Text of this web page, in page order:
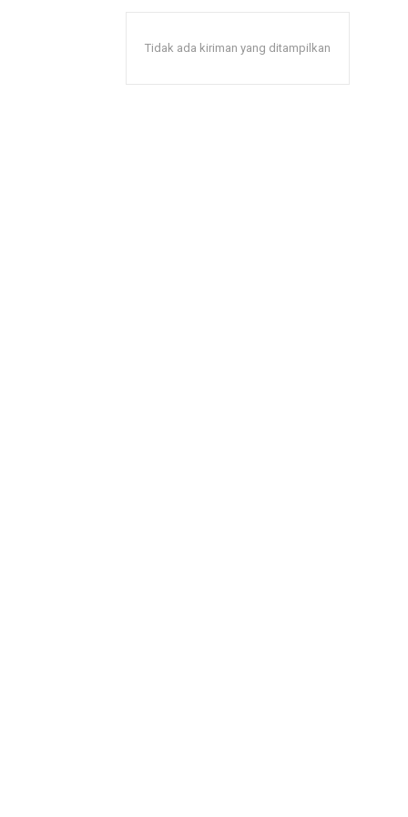
Tidak ada kiriman yang ditampilkan